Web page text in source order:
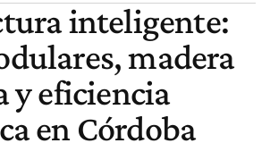
inteligente:
madera
y eficiencia
en Córdoba